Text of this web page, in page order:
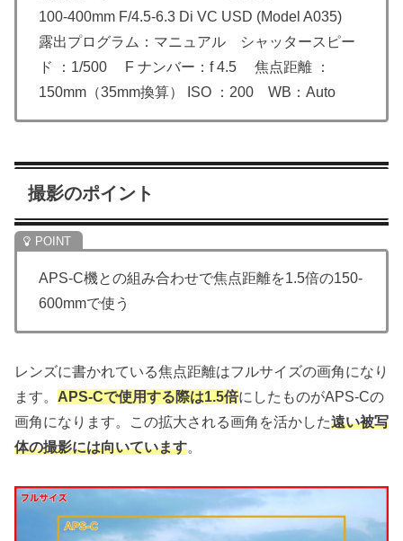
100-400mm F/4.5-6.3 Di VC USD (Model A035)
露出プログラム：マニュアル シャッタースピー
ド ：1/500 F ナンバー：f 4.5 焦点距離 ：
150mm（35mm換算） ISO ：200 WB：Auto
撮影のポイント
APS-C機との組み合わせで焦点距離を1.5倍の150-
600mmで使う
レンズに書かれている焦点距離はフルサイズの画角になり
ます。 APS-Cで使用する際は1.5倍にしたものがAPS-Cの
画角になります。この拡大される画角を活かした遠い被写
体の撮影には向いています。